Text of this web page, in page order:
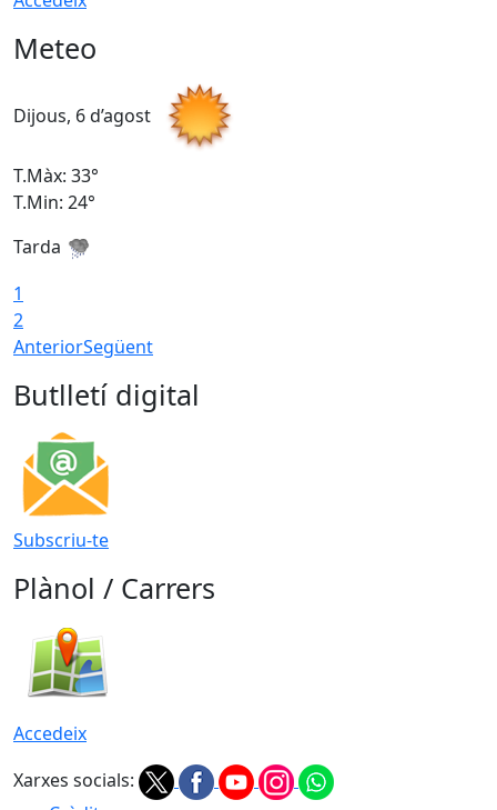
Meteo
Dijous, 6 d’agost
T.Màx: 33°
T.Min: 24°
Tarda
1
2
AnteriorSegüent
Butlletí digital
Subscriu-te
Plànol / Carrers
Accedeix
Xarxes socials: